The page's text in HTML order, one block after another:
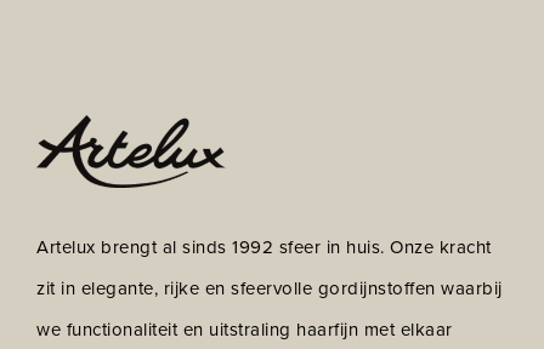
Artelux brengt al sinds 1992 sfeer in huis. Onze kracht
zit in elegante, rijke en sfeervolle gordijnstoffen waarbij
we functionaliteit en uitstraling haarfijn met elkaar